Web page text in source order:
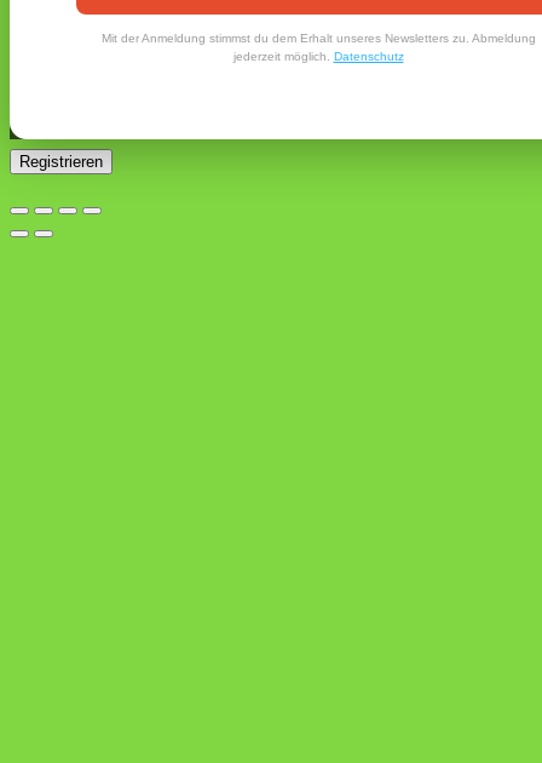
Mit der Anmeldung stimmst du dem Erhalt unseres Newsletters zu. Abmeldung
jederzeit möglich. Datenschutz
E-Mail-Adresse gesendet.
Registrieren